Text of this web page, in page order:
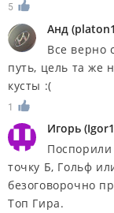
5
Анд (
Все верно
путь, цель та же
кусты :(
1
Игорь (
Поспорили
точку Б, Гольф
безоговорочно
Топ Гира.